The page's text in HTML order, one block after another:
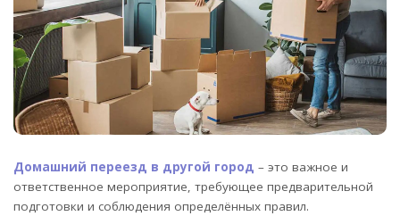
Домашний переезд в другой город – это важное и
ответственное мероприятие, требующее предварительной
подготовки и соблюдения определённых правил.